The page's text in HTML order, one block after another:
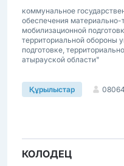
коммунальное
обеспечения
мобилизационной
территориальной обороны
подготовке,
атырауской области"
Құрылыстар
КОЛОДЕЦ